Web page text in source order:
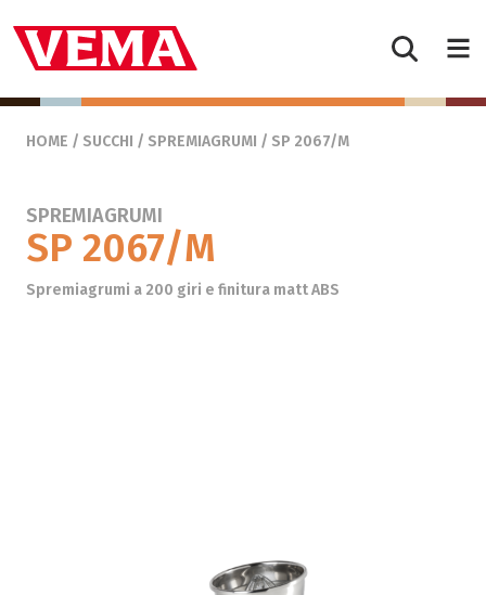
Main Navigation
HOME / SUCCHI / SPREMIAGRUMI / SP 2067/M
SPREMIAGRUMI
SP 2067/M
Spremiagrumi a 200 giri e finitura matt ABS